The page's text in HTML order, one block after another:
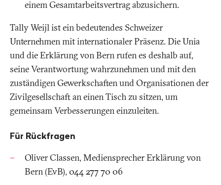
einem Gesamtarbeitsvertrag abzusichern.
Tally Weijl ist ein bedeutendes Schweizer
Unternehmen mit internationaler Präsenz. Die Unia
und die Erklärung von Bern rufen es deshalb auf,
seine Verantwortung wahrzunehmen und mit den
zuständigen Gewerkschaften und Organisationen der
Zivilgesellschaft an einen Tisch zu sitzen, um
gemeinsam Verbesserungen einzuleiten.
Für Rückfragen
Oliver Classen, Mediensprecher Erklärung von
Bern (EvB), 044 277 70 06